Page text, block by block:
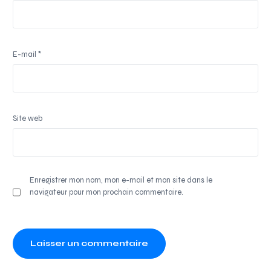
E-mail*
Site web
Enregistrer mon nom, mon e-mail et mon site dans le
navigateur pour mon prochain commentaire.